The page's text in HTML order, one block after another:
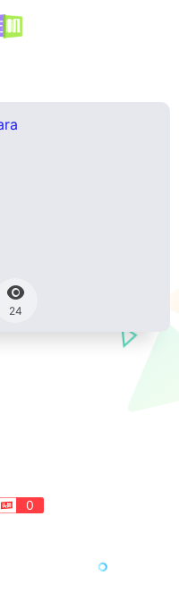
24
0